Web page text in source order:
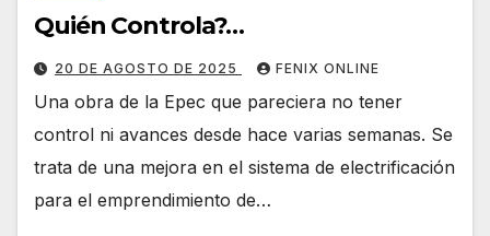
Quién Controla?…
20 DE AGOSTO DE 2025 FENIX ONLINE
Una obra de la Epec que pareciera no tener
control ni avances desde hace varias semanas. Se
trata de una mejora en el sistema de electrificación
para el emprendimiento de…